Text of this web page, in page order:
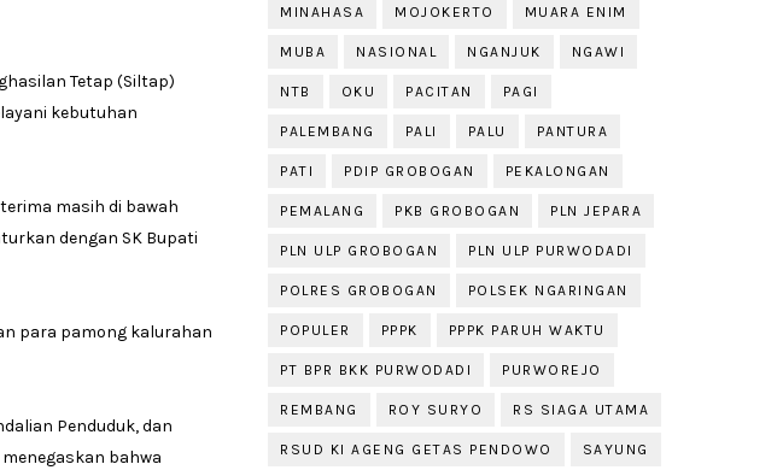
Tetap (Siltap)
kebutuhan
masih di bawah
dengan SK Bupati
para pamong kalurahan
Penduduk, dan
bahwa
MINAHASA MOJOKERTO MUARA ENIM
MUBA NASIONAL NGANJUK NGAWI
NTB OKU PACITAN PAGI
PALEMBANG PALI PALU PANTURA
PATI PDIP GROBOGAN PEKALONGAN
PEMALANG PKB GROBOGAN PLN JEPARA
PLN ULP GROBOGAN PLN ULP PURWODADI
POLRES GROBOGAN POLSEK NGARINGAN
POPULER PPPK PPPK PARUH WAKTU
PT BPR BKK PURWODADI PURWOREJO
REMBANG ROY SURYO RS SIAGA UTAMA
RSUD KI AGENG GETAS PENDOWO SAYUNG